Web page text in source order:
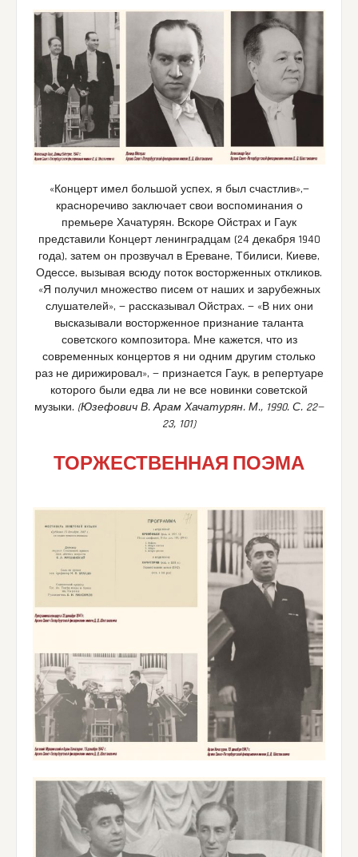
«Концерт имел большой успех, я был счастлив»,—
красноречиво заключает свои воспоминания о
премьере Хачатурян. Вскоре Ойстрах и Гаук
представили Концерт ленинградцам (24 декабря 1940
года), затем он прозвучал в Ереване, Тбилиси, Киеве,
Одессе, вызывая всюду поток восторженных откликов.
«Я получил множество писем от наших и зарубежных
слушателей», — рассказывал Ойстрах. — «В них они
высказывали восторженное признание таланта
советского композитора. Мне кажется, что из
современных концертов я ни одним другим столько
раз не дирижировал», — признается Гаук, в репертуаре
которого были едва ли не все новинки советской
музыки. (Юзефович В. Арам Хачатурян. М., 1990. С. 22—
23, 101)
ТОРЖЕСТВЕННАЯ ПОЭМА